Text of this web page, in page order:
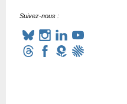
Suivez-nous :